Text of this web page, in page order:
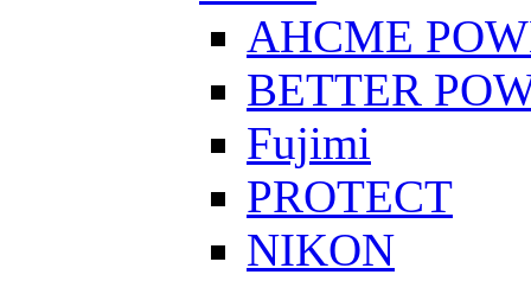
AHCME
BETTER
Fujimi
PROTECT
NIKON